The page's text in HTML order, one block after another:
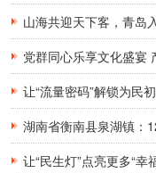
党群同心乐享文化盛宴
让“流量密码”解锁为民
让“民生灯”点亮更多“幸